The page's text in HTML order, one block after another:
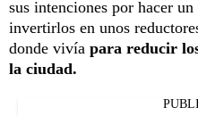
sus intenciones por hacer
invertirlos en unos
donde vivía para reducir
la ciudad.